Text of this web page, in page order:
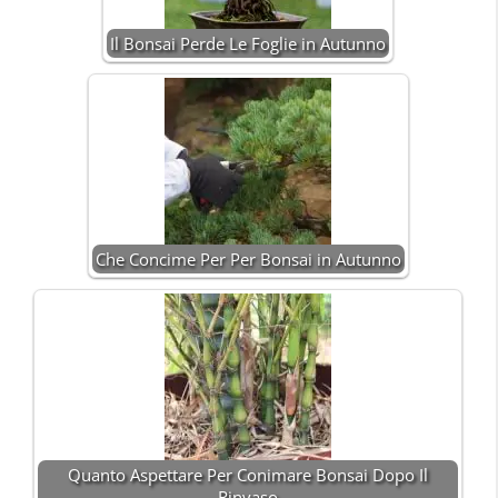
Il Bonsai Perde Le Foglie in Autunno
Che Concime Per Per Bonsai in Autunno
Quanto Aspettare Per Conimare Bonsai Dopo Il